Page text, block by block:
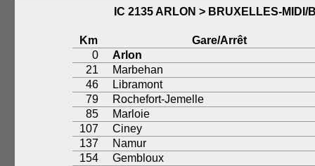
IC 2135 ARLON > BRUXELLES-MIDI/
Km
Gare/Arrêt
0
Arlon
21
Marbehan
46
Libramont
79
Rochefort-Jemelle
85
Marloie
107
Ciney
137
Namur
154
Gembloux